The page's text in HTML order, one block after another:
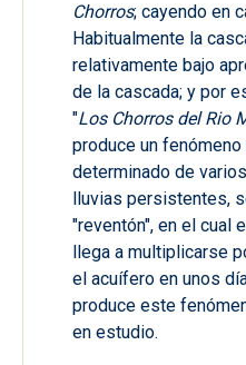
Chorros; cayendo en
Habitualmente la
relativamente bajo
de la cascada; y por
"Los Chorros del Rio
produce un
determinado de
lluvias persistentes,
"reventón", en el cual
llega a multiplicarse
el acuífero en unos
produce este
en estudio.